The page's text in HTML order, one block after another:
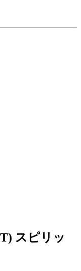
スピリッ